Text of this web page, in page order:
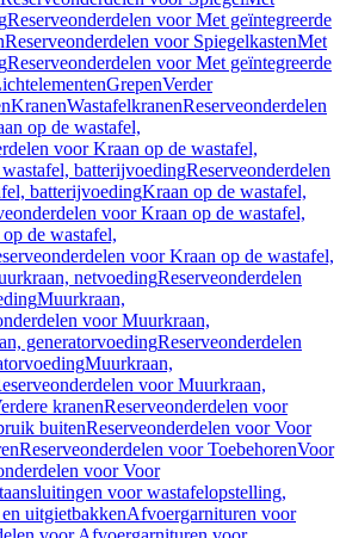
Reserveonderdelen voor Met geïntegreerde
Reserveonderdelen voor SpiegelkastenMet
Reserveonderdelen voor Met geïntegreerde
GrepenVerder
KranenWastafelkranenReserveonderdelen
op de wastafel,
voor Kraan op de wastafel,
batterijvoedingReserveonderdelen
batterijvoedingKraan op de wastafel,
voor Kraan op de wastafel,
de wastafel,
voor Kraan op de wastafel,
netvoedingReserveonderdelen
Muurkraan,
voor Muurkraan,
generatorvoedingReserveonderdelen
Muurkraan,
voor Muurkraan,
kranenReserveonderdelen voor
buitenReserveonderdelen voor Voor
Reserveonderdelen voor ToebehorenVoor
voor Voor
voor wastafelopstelling,
uitgietbakkenAfvoergarnituren voor